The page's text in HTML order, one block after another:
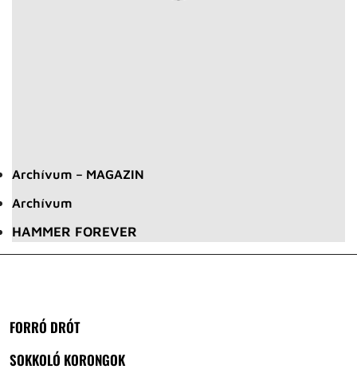
Archívum – MAGAZIN
Archívum
HAMMER FOREVER
FORRÓ DRÓT
SOKKOLÓ KORONGOK